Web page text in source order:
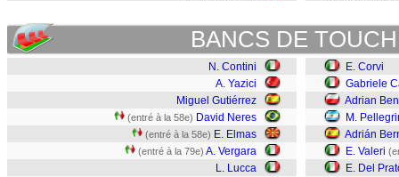
BANCS DE
N. Contini
A. Yazici
Miguel Gutiérrez
(entré à la 58e) David Neres
(entré à la 58e) E. Elmas
(entré à la 79e) A. Vergara
L. Lucca
E. Corvi
Gabriele
Adrian
M.
Adrián
E. Valeri
E. Del